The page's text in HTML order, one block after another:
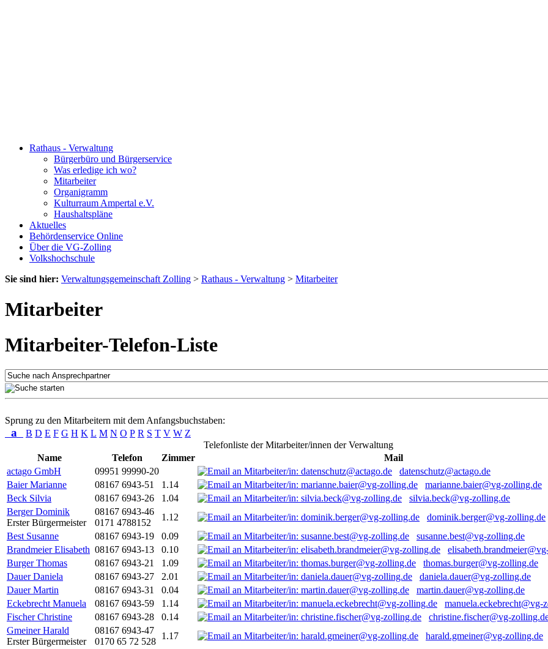
Rathaus - Verwaltung
Bürgerbüro und Bürgerservice
Was erledige ich wo?
Mitarbeiter
Organigramm
Kulturraum Ampertal e.V.
Haushaltspläne
Aktuelles
Behördenservice Online
Über die VG-Zolling
Volkshochschule
Sie sind hier: Verwaltungsgemeinschaft Zolling > Rathaus - Verwaltung > Mitarbeiter
Mitarbeiter
Mitarbeiter-Telefon-Liste
Sprung zu den Mitarbeitern mit dem Anfangsbuchstaben:
a B D E F G H K L M N O P R S T V W Z
Telefonliste der Mitarbeiter/innen der Verwaltung
Name
Telefon Zimmer
Mail
actago GmbH
09951 99990-20
datenschutz@actago.de
Baier Marianne
08167 6943-51 1.14
marianne.baier@vg-zolling.de
Beck Silvia
08167 6943-26 1.04
silvia.beck@vg-zolling.de
Berger Dominik
Erster Bürgermeister
08167 6943-46
0171 4788152
1.12
dominik.berger@vg-zolling.de
Best Susanne
08167 6943-19 0.09
susanne.best@vg-zolling.de
Brandmeier Elisabeth 08167 6943-13 0.10
Burger Thomas
08167 6943-21 1.09
thomas.burger@vg-zolling.de
Dauer Daniela
08167 6943-27 2.01
daniela.dauer@vg-zolling.de
Dauer Martin
08167 6943-31 0.04
martin.dauer@vg-zolling.de
Eckebrecht Manuela
08167 6943-59 1.14
manuela.eckebrecht@vg-
Fischer Christine
08167 6943-28 0.14
christine.fischer@vg-
Gmeiner Harald
Erster Bürgermeister
08167 6943-47
0170 65 72 528
1.17
harald.gmeiner@vg-zolling.de